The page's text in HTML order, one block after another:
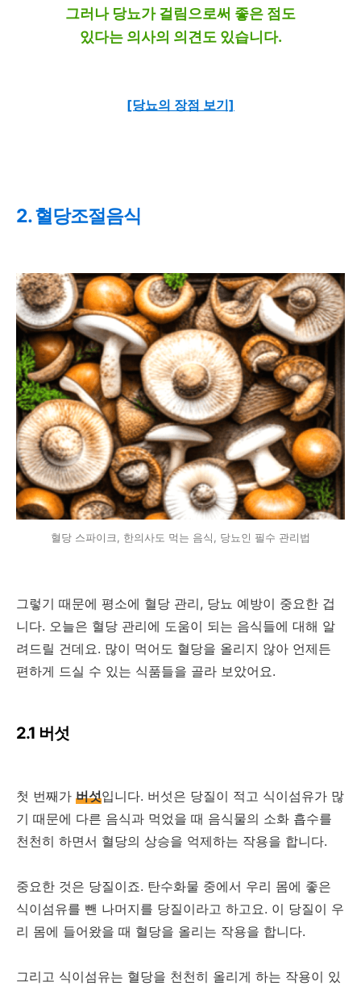
그러나 당뇨가 걸림으로써 좋은 점도
있다는 의사의 의견도 있습니다.
[당뇨의 장점 보기]
2. 혈당조절음식
혈당 스파이크, 한의사도 먹는 음식, 당뇨인 필수 관리법
그렇기 때문에 평소에 혈당 관리, 당뇨 예방이 중요한 겁
니다. 오늘은 혈당 관리에 도움이 되는 음식들에 대해 알
려드릴 건데요. 많이 먹어도 혈당을 올리지 않아 언제든
편하게 드실 수 있는 식품들을 골라 보았어요.
2.1 버섯
첫 번째가 버섯입니다. 버섯은 당질이 적고 식이섬유가 많
기 때문에 다른 음식과 먹었을 때 음식물의 소화 흡수를
천천히 하면서 혈당의 상승을 억제하는 작용을 합니다.
중요한 것은 당질이죠. 탄수화물 중에서 우리 몸에 좋은
식이섬유를 뺀 나머지를 당질이라고 하고요. 이 당질이 우
리 몸에 들어왔을 때 혈당을 올리는 작용을 합니다.
그리고 식이섬유는 혈당을 천천히 올리게 하는 작용이 있